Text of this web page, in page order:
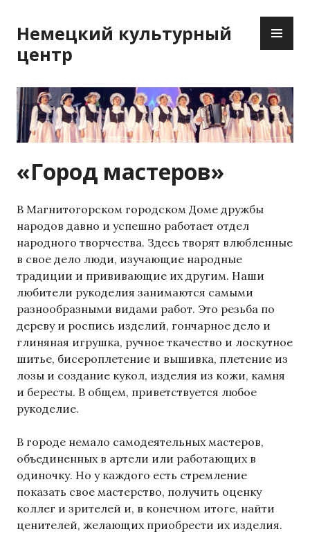
к
содержимому
Немецкий культурный
центр
«Город мастеров»
В Магнитогорском городском Доме дружбы
народов давно и успешно работает отдел
народного творчества. Здесь творят влюбленные
в свое дело люди, изучающие народные
традиции и прививающие их другим. Наши
любители рукоделия занимаются самыми
разнообразными видами работ. Это резьба по
дереву и роспись изделий, гончарное дело и
глиняная игрушка, ручное ткачество и лоскутное
шитье, бисероплетение и вышивка, плетение из
лозы и создание кукол, изделия из кожи, камня
и бересты. В общем, приветствуется любое
рукоделие.
В городе немало самодеятельных мастеров,
объединенных в артели или работающих в
одиночку. Но у каждого есть стремление
показать свое мастерство, получить оценку
коллег и зрителей и, в конечном итоге, найти
ценителей, желающих приобрести их изделия.